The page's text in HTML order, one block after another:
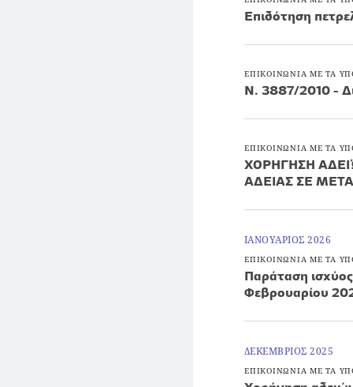
Επιδότηση
ΕΠΙΚΟΙΝΩΝΙΑ ΜΕ ΤΑ
Ν. 3887/2010 -
ΕΠΙΚΟΙΝΩΝΙΑ ΜΕ ΤΑ
ΧΟΡΗΓΗΣΗ
ΑΔΕΙΑΣ ΣΕ
ΙΑΝΟΥΑΡΙΟΣ 2026
ΕΠΙΚΟΙΝΩΝΙΑ ΜΕ ΤΑ
Παράταση
Φεβρουαρίου
ΔΕΚΕΜΒΡΙΟΣ 2025
ΕΠΙΚΟΙΝΩΝΙΑ ΜΕ ΤΑ